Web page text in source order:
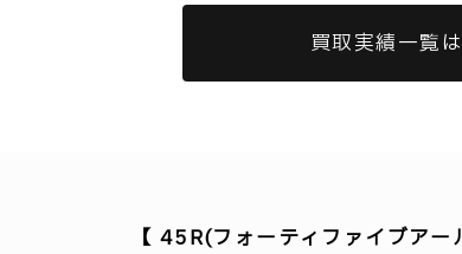
買取実績一覧
【 45R(フォーティファイブア